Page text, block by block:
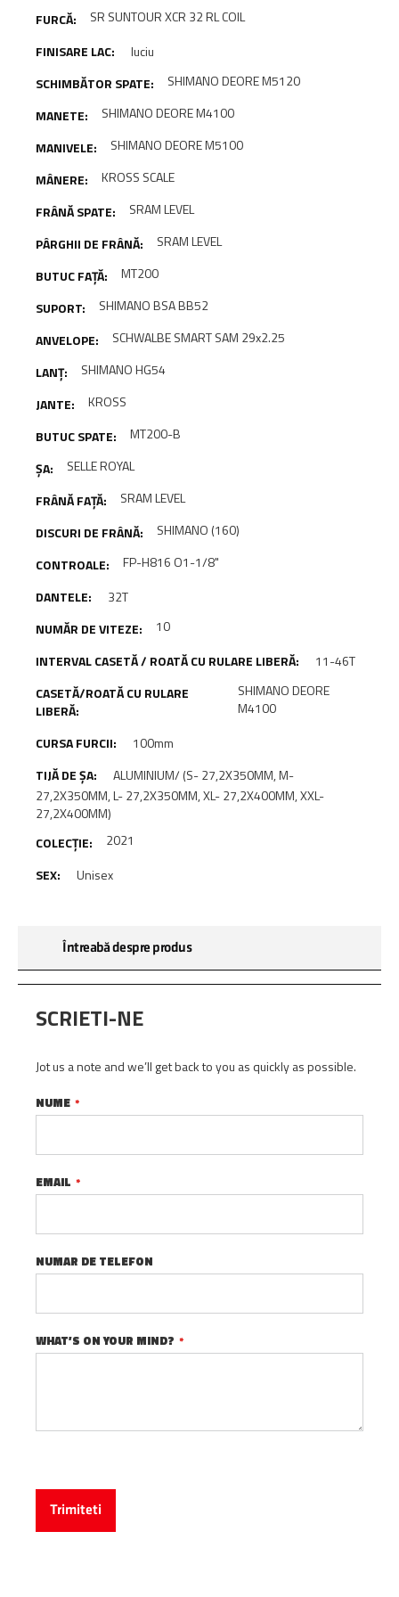
SR SUNTOUR XCR 32 RL COIL
luciu
SHIMANO DEORE M5120
SHIMANO DEORE M4100
SHIMANO DEORE M5100
KROSS SCALE
SRAM LEVEL
SRAM LEVEL
MT200
SHIMANO BSA BB52
SCHWALBE SMART SAM 29x2.25
SHIMANO HG54
KROSS
MT200-B
SELLE ROYAL
SRAM LEVEL
SHIMANO (160)
FP-H816 O1-1/8"
32T
10
11-46T
SHIMANO DEORE
M4100
100mm
ALUMINIUM/ (S- 27,2X350MM, M-
27,2X350MM, L- 27,2X350MM, XL- 27,2X400MM, XXL-
27,2X400MM)
2021
Unisex
Întreabă despre produs
SCRIETI-NE
Jot us a note and we’ll get back to you as quickly as possible.
NUME
EMAIL
NUMAR DE TELEFON
WHAT’S ON YOUR MIND?
Trimiteti